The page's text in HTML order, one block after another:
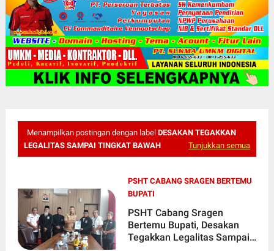
Menampilkan postingan dengan label DESAKAN TEGAKKAN
LEGALITAS SAMPAI TINGKAT BAWAH
Tunjukkan semua
PSHT CABANG SRAGEN BERTEMU
BUPATI
PSHT Cabang Sragen
Bertemu Bupati, Desakan
Tegakkan Legalitas Sampai